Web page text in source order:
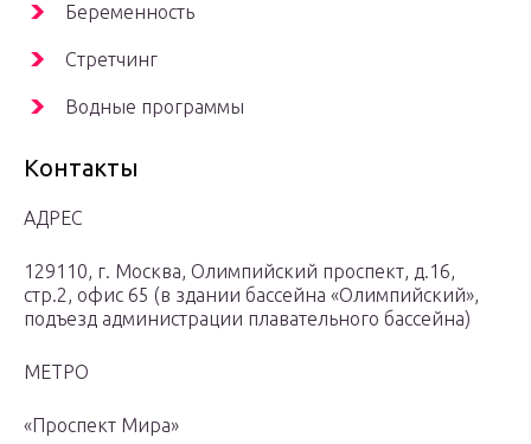
Беременность
Стретчинг
Водные программы
Контакты
АДРЕС
129110, г. Москва, Олимпийский проспект, д.16,
стр.2, офис 65 (в здании бассейна «Олимпийский»,
подъезд администрации плавательного бассейна)
МЕТРО
«Проспект Мира»